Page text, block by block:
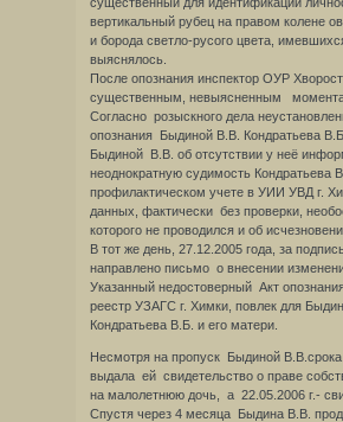
вертикальный рубец на правом колене
и борода светло-русого цвета,
выяснялось.
После опознания инспектор ОУР
существенным, невыясненным момента
Согласно розыскного дела
опознания Быдиной В.В. Кондратьева
Быдиной В.В. об отсутствии у неё
неоднократную судимость
профилактическом учете в УИИ УВД г.
данных, фактически без проверки,
которого не проводился и об
В тот же день, 27.12.2005 года, за
направлено письмо о внесении
Указанный недостоверный Акт
реестр УЗАГС г. Химки, повлек для
Кондратьева В.Б. и его матери.
Несмотря на пропуск Быдиной
выдала ей свидетельство о праве
на малолетнюю дочь, а 22.05.2006 г.-
Спустя через 4 месяца Быдина В.В.